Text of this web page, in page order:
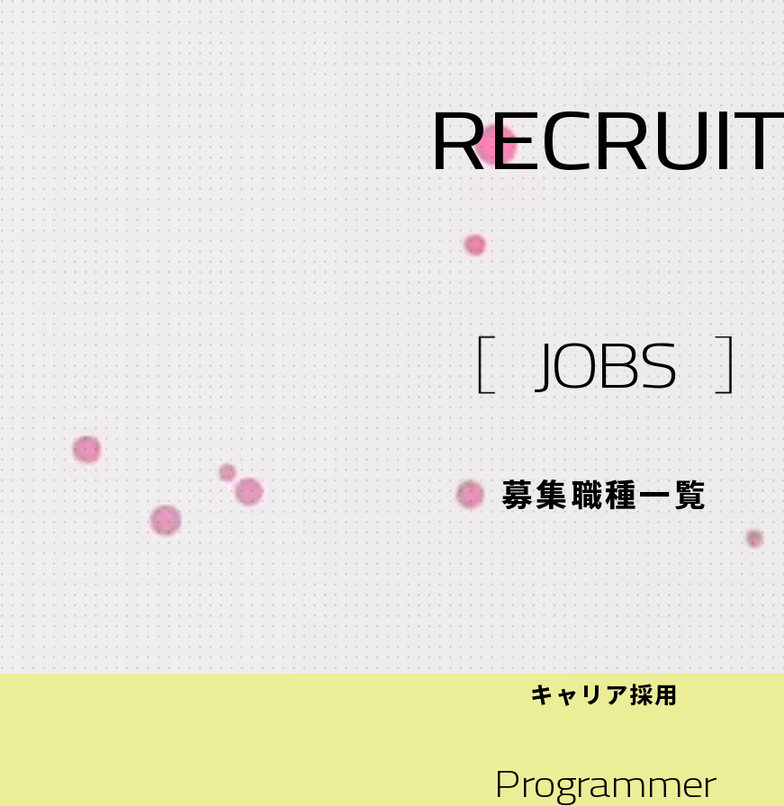
RECRUIT
JOBS
募集職種一覧
キャリア採用
Programmer